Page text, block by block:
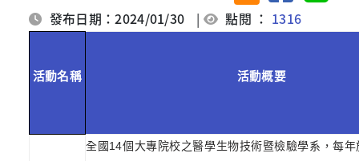
發布日期：2024/01/30 | 點閱 ： 1316
活動名稱 活動概要
全國14個大專院校之醫學生物技術暨檢驗學系，每